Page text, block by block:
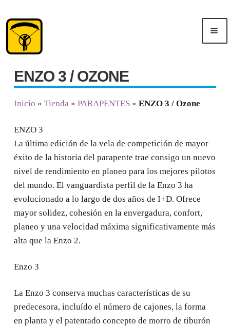
Saltar
navegación
Ir
contenido
Men
ú
Inicio
Publicidad
Cursos
Tienda
ENZO 3 / OZONE
Inicio » Tienda » PARAPENTES » ENZO 3 / Ozone
ENZO 3
La última edición de la vela de competición de mayor
éxito de la historia del parapente trae consigo un nuevo
nivel de rendimiento en planeo para los mejores pilotos
del mundo. El vanguardista perfil de la Enzo 3 ha
evolucionado a lo largo de dos años de I+D. Ofrece
mayor solidez, cohesión en la envergadura, confort,
planeo y una velocidad máxima significativamente más
alta que la Enzo 2.
Enzo 3
La Enzo 3 conserva muchas características de su
predecesora, incluído el número de cajones, la forma
en planta y el patentado concepto de morro de tiburón